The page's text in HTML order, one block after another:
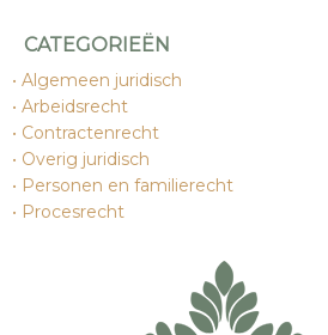
CATEGORIEËN
Algemeen juridisch
Arbeidsrecht
Contractenrecht
Overig juridisch
Personen en familierecht
Procesrecht